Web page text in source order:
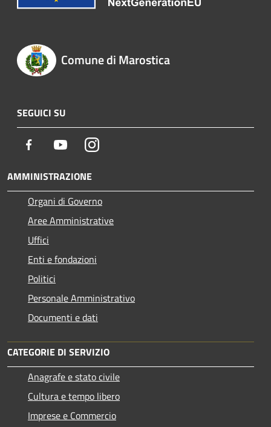
Comune di Marostica
SEGUICI SU
Facebook YoutubeInstagram
AMMINISTRAZIONE
Organi di Governo
Aree Amministrative
Uffici
Enti e fondazioni
Politici
Personale Amministrativo
Documenti e dati
CATEGORIE DI SERVIZIO
Anagrafe e stato civile
Cultura e tempo libero
Imprese e Commercio